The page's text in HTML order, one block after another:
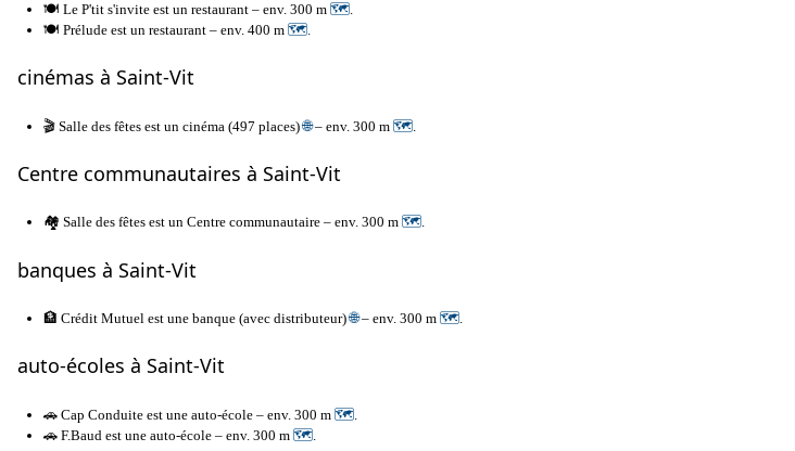
🍽️ Le P'tit s'invite est un restaurant – env. 300 m 🗺.
🍽️ Prélude est un restaurant – env. 400 m 🗺.
cinémas à Saint-Vit
🎬 Salle des fêtes est un cinéma (497 places)🌐– env. 300 m 🗺
Centre communautaires à Saint-Vit
🏘️ Salle des fêtes est un Centre communautaire – env. 300 m 🗺.
banques à Saint-Vit
🏦 Crédit Mutuel est une banque (avec distributeur)🌐– env. 300 m 🗺.
auto-écoles à Saint-Vit
🚗 Cap Conduite est une auto-école – env. 300 m 🗺
🚗 F.Baud est une auto-école – env. 300 m 🗺